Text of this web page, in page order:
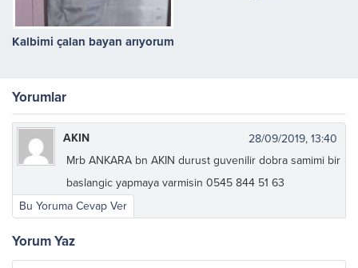
Kalbimi çalan bayan arıyorum
Yorumlar
AKIN
28/09/2019, 13:40
Mrb ANKARA bn AKIN durust guvenilir dobra samimi bir
baslangic yapmaya varmisin 0545 844 51 63
Bu Yoruma Cevap Ver
Yorum Yaz